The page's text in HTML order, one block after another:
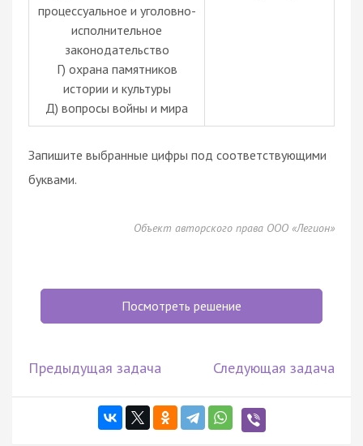
процессуальное и уголовно-
исполнительное
законодательство
Г) охрана памятников
истории и культуры
Д) вопросы войны и мира
Запишите выбранные цифры под соответствующими
буквами.
Объект авторского права ООО «Легион»
Посмотреть решение
Предыдущая задача Следующая задача